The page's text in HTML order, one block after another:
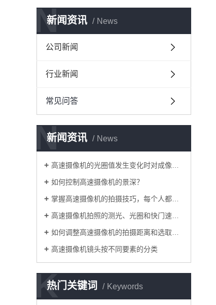
新闻资讯 News
N
公司新闻
行业新闻
常见问答
新闻资讯 News
N
高速摄像机的光圈值发生变化时对成像有什么影响？
如何控制高速摄像机的景深？
掌握高速摄像机的拍摄技巧，每个人都是摄影师
高速摄像机拍照的测光、光圈和快门速度细节
如何调整高速摄像机的拍摄距离和选取角度？
高速摄像机镜头按不同要素的分类
热门关键词 Keywords
K